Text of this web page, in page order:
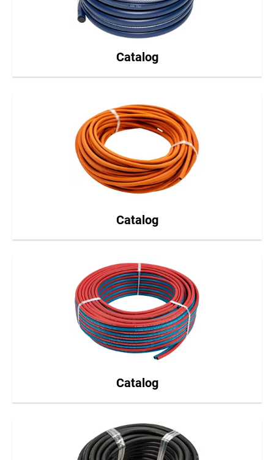
Catalog
Catalog
Catalog